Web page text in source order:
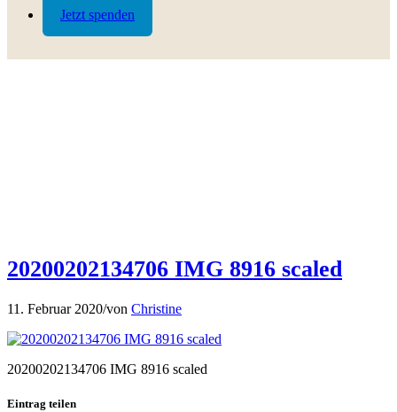
Jetzt spenden
20200202134706 IMG 8916 scaled
11. Februar 2020/von Christine
20200202134706 IMG 8916 scaled
Eintrag teilen